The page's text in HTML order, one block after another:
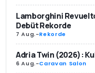
Lamborghini
Debüt Rekorde
7 Aug.-Rekorde
Adria Twin (2026):
6 Aug.-Caravan Salon